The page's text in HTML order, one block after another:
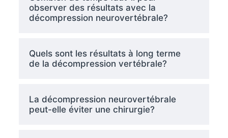
observer des résultats avec la
décompression neurovertébrale?
Quels sont les résultats à long terme
de la décompression vertébrale?
La décompression neurovertébrale
peut-elle éviter une chirurgie?